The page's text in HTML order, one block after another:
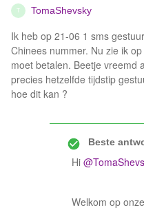
T TomaShevsky
Ik heb op 21-06 1 sms
Chinees nummer. Nu zie ik
moet betalen. Beetje vreemd
precies hetzelfde tijdstip
hoe dit kan ?
Beste
Hi
Welkom op